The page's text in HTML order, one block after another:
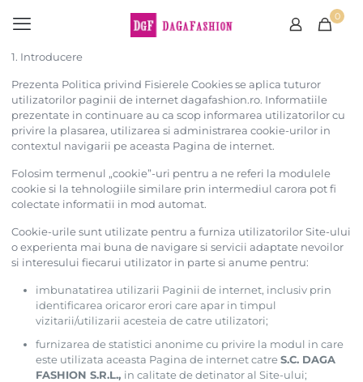
0
1. Introducere
Prezenta Politica privind Fisierele Cookies se aplica tuturor
utilizatorilor paginii de internet dagafashion.ro. Informatiile
prezentate in continuare au ca scop informarea utilizatorilor cu
privire la plasarea, utilizarea si administrarea cookie-urilor in
contextul navigarii pe aceasta Pagina de internet.
Folosim termenul „cookie”-uri pentru a ne referi la modulele
cookie si la tehnologiile similare prin intermediul carora pot fi
colectate informatii in mod automat.
Cookie-urile sunt utilizate pentru a furniza utilizatorilor Site-ului
o experienta mai buna de navigare si servicii adaptate nevoilor
si interesului fiecarui utilizator in parte si anume pentru:
imbunatatirea utilizarii Paginii de internet, inclusiv prin
identificarea oricaror erori care apar in timpul
vizitarii/utilizarii acesteia de catre utilizatori;
furnizarea de statistici anonime cu privire la modul in care
este utilizata aceasta Pagina de internet catreS.C. DAGA
FASHION S.R.L., in calitate de detinator al Site-ului;